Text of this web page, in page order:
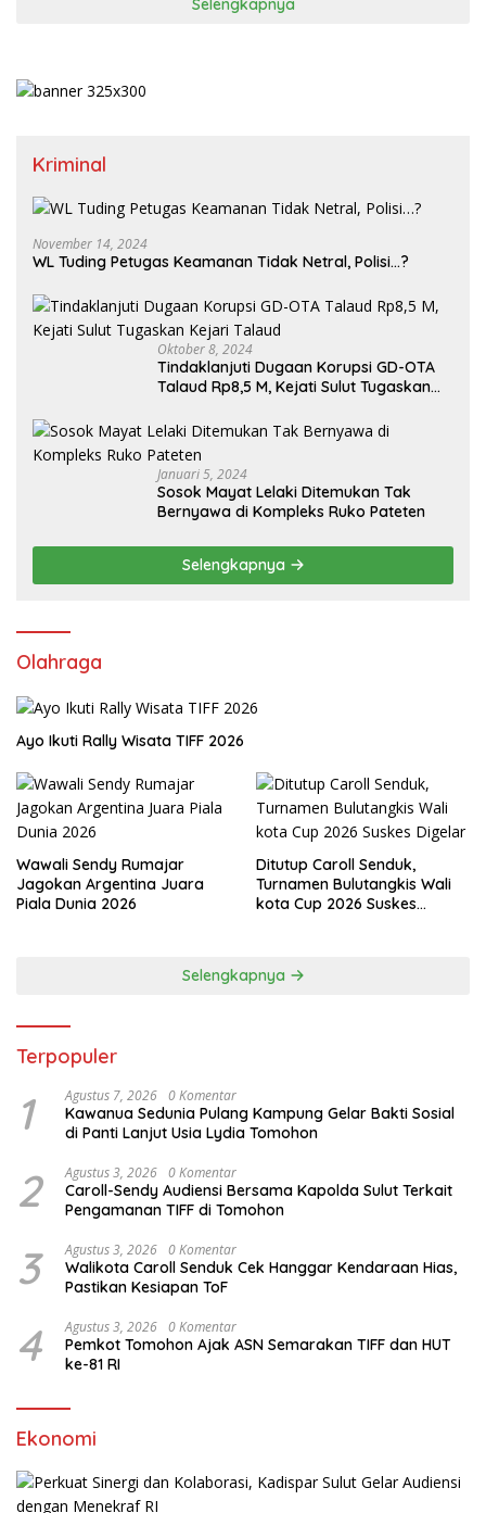
Selengkapnya
Kriminal
November 14, 2024
WL Tuding Petugas Keamanan Tidak Netral, Polisi…?
Oktober 8, 2024
Tindaklanjuti Dugaan Korupsi GD-OTA
Talaud Rp8,5 M, Kejati Sulut Tugaskan
Januari 5, 2024
Sosok Mayat Lelaki Ditemukan Tak
Bernyawa di Kompleks Ruko Pateten
Selengkapnya
Olahraga
Ayo Ikuti Rally Wisata TIFF 2026
Wawali Sendy Rumajar
Jagokan Argentina Juara
Piala Dunia 2026
Ditutup Caroll Senduk,
Turnamen Bulutangkis Wali
kota Cup 2026 Suskes
Selengkapnya
Terpopuler
1 Agustus 7, 2026 0 Komentar
Kawanua Sedunia Pulang Kampung Gelar Bakti Sosial
di Panti Lanjut Usia Lydia Tomohon
2 Agustus 3, 2026 0 Komentar
Caroll-Sendy Audiensi Bersama Kapolda Sulut Terkait
Pengamanan TIFF di Tomohon
3 Agustus 3, 2026 0 Komentar
Walikota Caroll Senduk Cek Hanggar Kendaraan Hias,
Pastikan Kesiapan ToF
4 Agustus 3, 2026 0 Komentar
Pemkot Tomohon Ajak ASN Semarakan TIFF dan HUT
ke-81 RI
Ekonomi